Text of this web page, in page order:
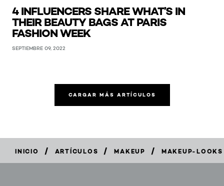
4 INFLUENCERS SHARE WHAT’S IN
THEIR BEAUTY BAGS AT PARIS
FASHION WEEK
SEPTIEMBRE 09, 2022
CARGAR MÁS ARTÍCULOS
INICIO / ARTÍCULOS / MAKEUP / MAKEUP-LOOKS